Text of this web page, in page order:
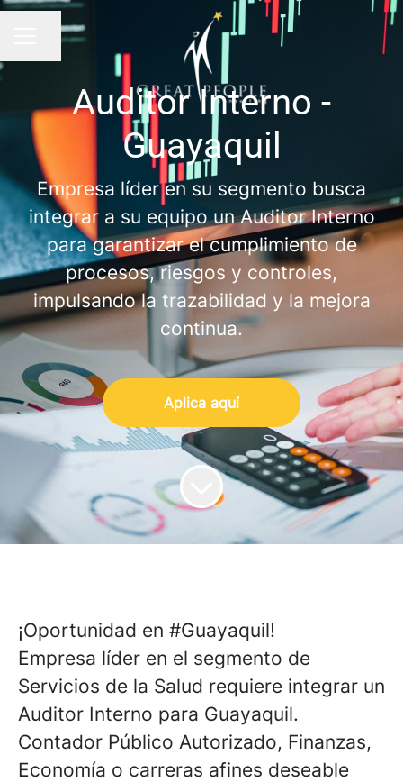
Compartir página
Auditor Interno -
Guayaquil
Empresa líder en su segmento busca
integrar a su equipo un Auditor Interno
para garantizar el cumplimiento de
procesos, riesgos y controles,
impulsando la trazabilidad y la mejora
continua.
Aplica aquí
¡Oportunidad en #Guayaquil!
Empresa líder en el segmento de
Servicios de la Salud requiere integrar un
Auditor Interno para Guayaquil.
Contador Público Autorizado, Finanzas,
Economía o carreras afines deseable